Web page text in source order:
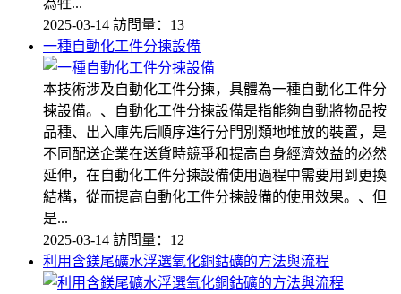
為牲...
2025-03-14 訪問量：13
一種自動化工件分揀設備
本技術涉及自動化工件分揀，具體為一種自動化工件分
揀設備。、自動化工件分揀設備是指能夠自動將物品按
品種、出入庫先后順序進行分門別類地堆放的裝置，是
不同配送企業在送貨時競爭和提高自身經濟效益的必然
延伸，在自動化工件分揀設備使用過程中需要用到更換
結構，從而提高自動化工件分揀設備的使用效果。、但
是...
2025-03-14 訪問量：12
利用含鎂尾礦水浮選氧化銅鈷礦的方法與流程